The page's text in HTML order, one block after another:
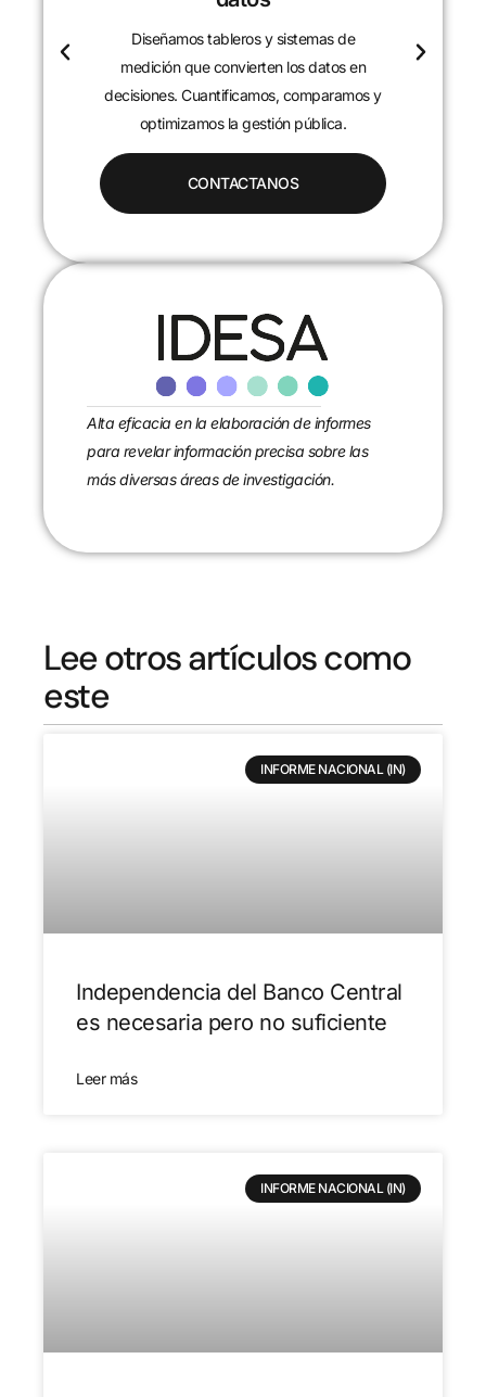
Diseñamos tableros y sistemas de
medición que convierten los datos en
decisiones. Cuantificamos, comparamos y
optimizamos la gestión pública.
CONTACTANOS
Alta eficacia en la elaboración de informes
para revelar información precisa sobre las
más diversas áreas de investigación.
Lee otros artículos como
este
INFORME NACIONAL (IN)
Independencia del Banco Central
es necesaria pero no suficiente
Leer más
INFORME NACIONAL (IN)